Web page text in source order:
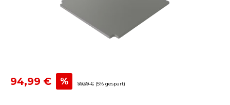
Verkaufspreis:
94,99 € % Regulärer Preis:
99,99 € (5% gespart)